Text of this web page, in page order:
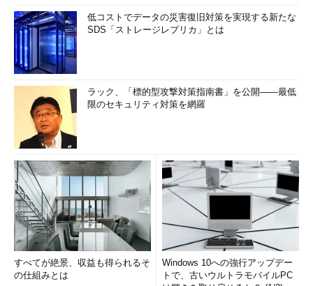
低コストでデータの災害復旧対策を実現する新たな
SDS「ストレージレプリカ」とは
ラック、「標的型攻撃対策指南書」を公開――最低
限のセキュリティ対策を網羅
すべてが絶景、収益も得られるそ
の仕組みとは
Windows 10への強行アップデー
トで、古いウルトラモバイルPC